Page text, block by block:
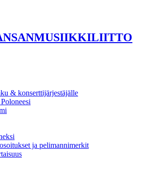
& konserttijärjestäjälle
ja pelimannimerkit